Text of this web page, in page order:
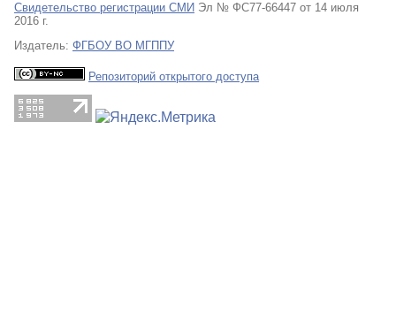
Свидетельство регистрации СМИ Эл № ФС77-66447 от 14 июля
2016 г.
Издатель: ФГБОУ ВО МГППУ
Репозиторий открытого доступа